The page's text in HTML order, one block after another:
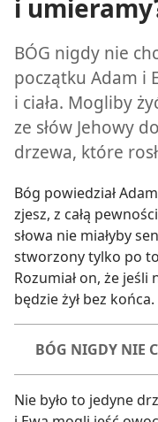
i
BÓG nigdy nie
początku Adam i
i ciała. Mogliby
ze słów Jehowy
drzewa, które
Bóg powiedział
zjesz, z całą
słowa nie miałyby
stworzony tylko po
Rozumiał on, że
będzie żył bez końca.
BÓG NIGDY NIE
Nie było to jedyne